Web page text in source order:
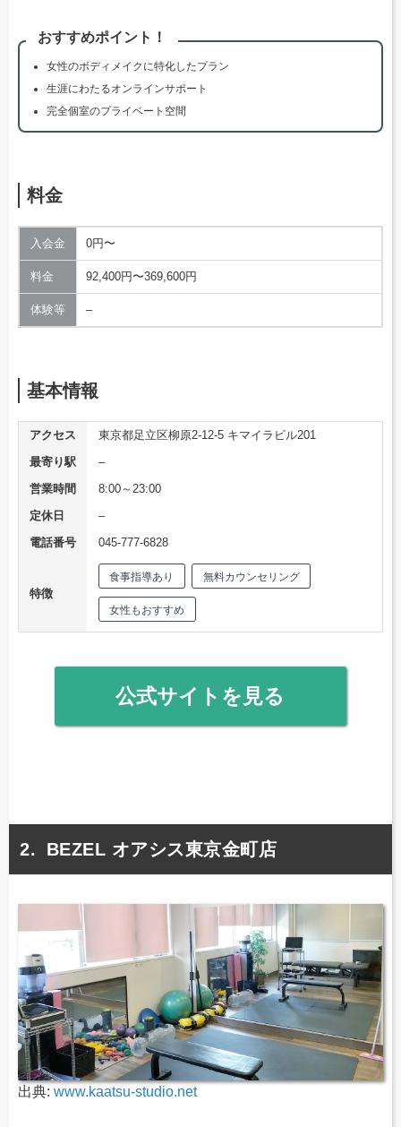
おすすめポイント！
女性のボディメイクに特化したプラン
生涯にわたるオンラインサポート
完全個室のプライベート空間
料金
入会金 0円〜
料金 92,400円〜369,600円
体験等 –
基本情報
アクセス
東京都足立区柳原2-12-5 キマイラビル201
最寄り駅
–
営業時間
8:00～23:00
定休日
–
電話番号
045-777-6828
特徴
食事指導あり 無料カウンセリング
女性もおすすめ
公式サイトを見る
BEZEL オアシス東京金町店
出典: www.kaatsu-studio.net